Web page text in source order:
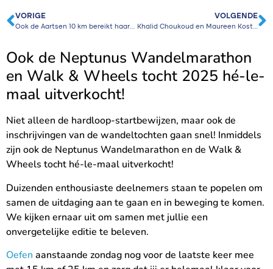
VORIGE
Ook de Aartsen 10 km bereikt haar maximumaantal deelnemers!
VOLGENDE
Khalid Choukoud en Maureen Koster aan de start in Venlo
Ook de Neptunus Wandelmarathon
en Walk & Wheels tocht 2025 hé-le-
maal uitverkocht!
Niet alleen de hardloop-startbewijzen, maar ook de
inschrijvingen van de wandeltochten gaan snel! Inmiddels
zijn ook de Neptunus Wandelmarathon en de Walk &
Wheels tocht hé-le-maal uitverkocht!
Duizenden enthousiaste deelnemers staan te popelen om
samen de uitdaging aan te gaan en in beweging te komen.
We kijken ernaar uit om samen met jullie een
onvergetelijke editie te beleven.
Oefen aanstaande zondag nog voor de laatste keer mee